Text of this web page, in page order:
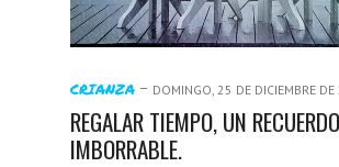
CRIANZA - DOMINGO, 25 DE DICIEMBRE
REGALAR TIEMPO, UN RECUERDO
IMBORRABLE.